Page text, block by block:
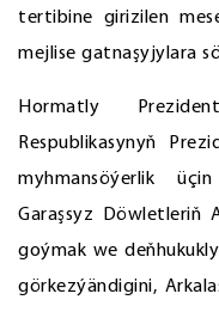
tertibine girizilen
mejlise gatnaşyjylara
Hormatly
Respublikasynyň
myhmansöýerlik
Garaşsyz Döwletleriň
goýmak we
görkezýändigini,